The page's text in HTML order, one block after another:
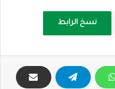
نسخ الرابط